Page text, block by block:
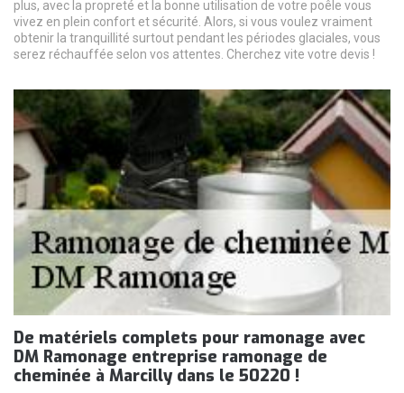
plus, avec la propreté et la bonne utilisation de votre poêle vous
vivez en plein confort et sécurité. Alors, si vous voulez vraiment
obtenir la tranquillité surtout pendant les périodes glaciales, vous
serez réchauffée selon vos attentes. Cherchez vite votre devis !
De matériels complets pour ramonage avec
DM Ramonage entreprise ramonage de
cheminée à Marcilly dans le 50220 !